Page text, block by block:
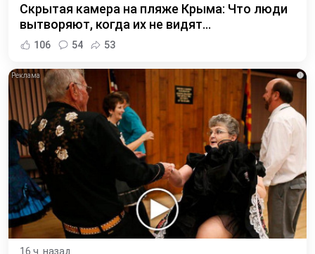
Скрытая камера на пляже Крыма: Что люди
вытворяют, когда их не видят...
106 54 53
i
16 ч. назад